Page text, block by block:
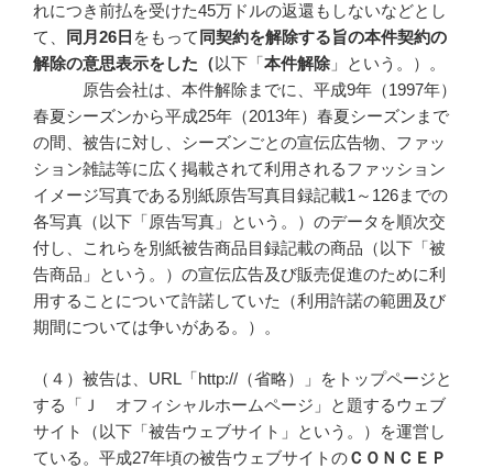
れにつき前払を受けた45万ドルの返還もしないなどとし
て、
同月 26 日 をもって 同契約を解除する旨の本件契約の
解除の意思表示をした（以下「本件解除 」という。）。
原告会社は、本件解除までに、平成9年（1997年）
春夏シーズンから平成25年（2013年）春夏シーズンまで
の間、被告に対し、シーズンごとの宣伝広告物、ファッ
ション雑誌等に広く掲載されて利用されるファッション
イメージ写真である別紙原告写真目録記載1～126までの
各写真（以下「原告写真」という。）のデータを順次交
付し、これらを別紙被告商品目録記載の商品（以下「被
告商品」という。）の宣伝広告及び販売促進のために利
用することについて許諾していた（利用許諾の範囲及び
期間については争いがある。）。
（４）被告は、URL「http://（省略）」をトップページと
する「Ｊ オフィシャルホームページ」と題するウェブ
サイト（以下「被告ウェブサイト」という。）を運営し
ている。平成27年頃の被告ウェブサイトのＣＯＮＣＥＰ